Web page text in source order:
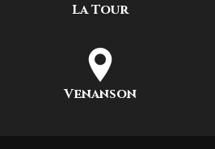
La Tour
Venanson